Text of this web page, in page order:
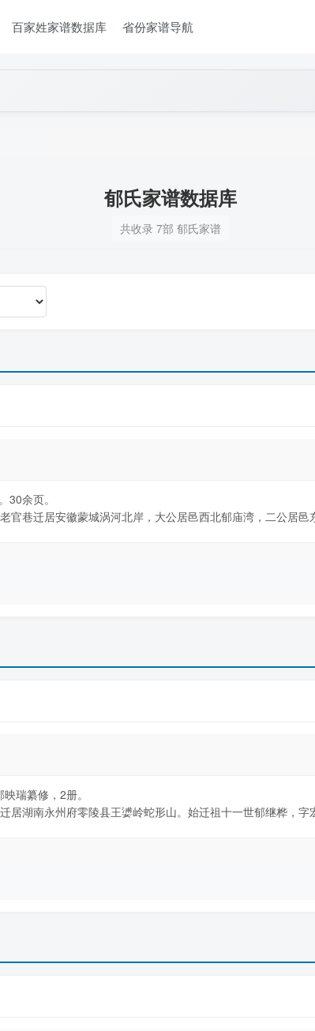
百家姓家谱数据库 省份家谱导航
郁氏家谱数据库
共收录 7部 郁氏家谱
30余页。
巷迁居安徽蒙城涡河北岸，大公居邑西北郁庙湾，二公居邑
瑞纂修，2册。
湖南永州府零陵县王㜑岭蛇形山。始迁祖十一世郁继桦，字